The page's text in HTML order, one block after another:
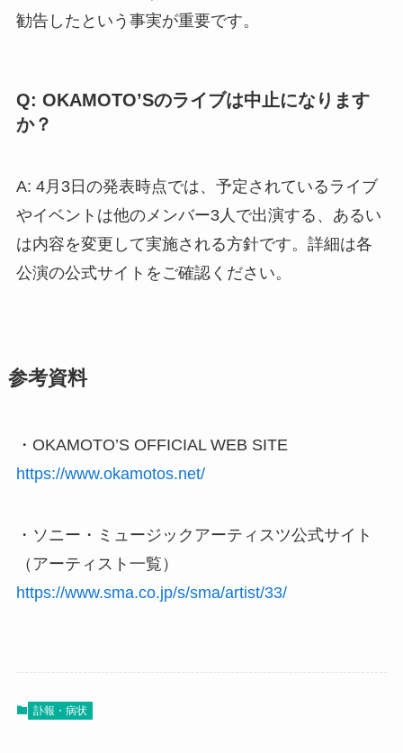
勧告したという事実が重要です。
Q: OKAMOTO’Sのライブは中止になります
か？
A: 4月3日の発表時点では、予定されているライブ
やイベントは他のメンバー3人で出演する、あるい
は内容を変更して実施される方針です。詳細は各
公演の公式サイトをご確認ください。
参考資料
・OKAMOTO’S OFFICIAL WEB SITE
https://www.okamotos.net/
・ソニー・ミュージックアーティスツ公式サイト
（アーティスト一覧）
https://www.sma.co.jp/s/sma/artist/33/
訃報・病状